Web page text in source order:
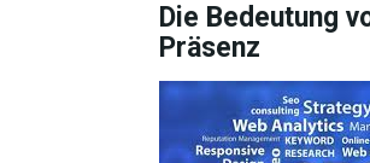
Die Bedeutung
Präsenz